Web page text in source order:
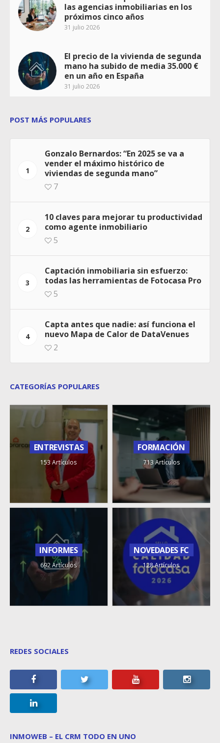
las agencias inmobiliarias en los
próximos cinco años
31 julio 2026
El precio de la vivienda de segunda
mano ha subido de media 35.000 €
en un año en España
31 julio 2026
POST MÁS POPULARES
1
Gonzalo Bernardos: “En 2025 se va a
vender el máximo histórico de
viviendas de segunda mano”
7
2
10 claves para mejorar tu productividad
como agente inmobiliario
5
3
Captación inmobiliaria sin esfuerzo:
todas las herramientas de Fotocasa Pro
5
4
Capta antes que nadie: así funciona el
nuevo Mapa de Calor de DataVenues
2
CATEGORÍAS POPULARES
ENTREVISTAS
153 Artículos
FORMACIÓN
713 Artículos
INFORMES
692 Artículos
NOVEDADES FC
128 Artículos
REDES SOCIALES
INMOWEB – EL CRM TODO EN UNO